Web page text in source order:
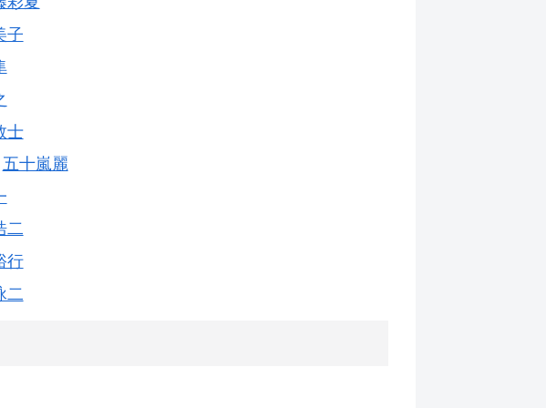
子
士
五十嵐麗
二
行
二